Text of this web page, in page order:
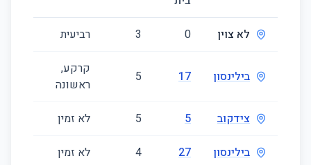
לא צוין 0
3 רביעית
בילינסון 17
5
קרקע,
ראשונה
צידקוב 5
5 לא זמין
בילינסון 27
4 לא זמין